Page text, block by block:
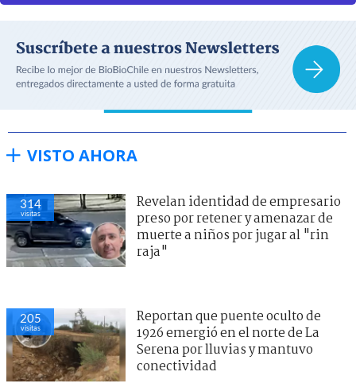
VISTO AHORA
314
visitas
Revelan identidad de empresario
preso por retener y amenazar de
muerte a niños por jugar al "rin
raja"
205
visitas
Reportan que puente oculto de
1926 emergió en el norte de La
Serena por lluvias y mantuvo
conectividad